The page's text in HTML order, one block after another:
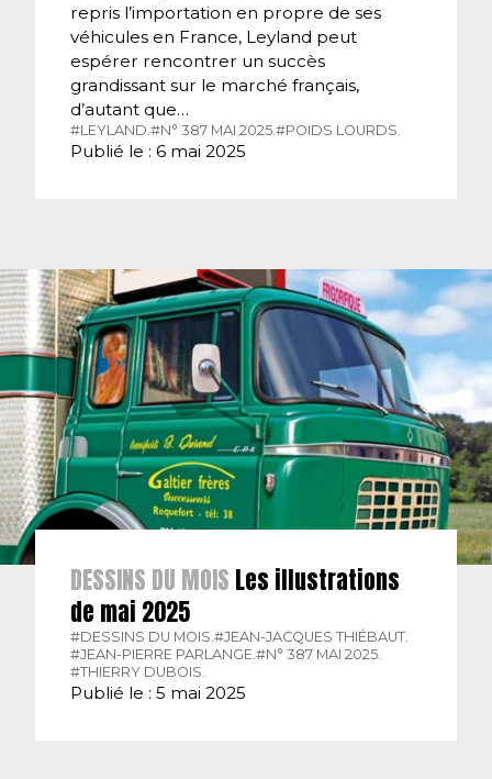
repris l’importation en propre de ses
véhicules en France, Leyland peut
espérer rencontrer un succès
grandissant sur le marché français,
d’autant que…
#LEYLAND. #N° 387 MAI 2025. #POIDS LOURDS.
Publié le : 6 mai 2025
DESSINS DU MOIS Les illustrations
de mai 2025
#DESSINS DU MOIS. #JEAN-JACQUES THIÉBAUT.
#JEAN-PIERRE PARLANGE. #N° 387 MAI 2025.
#THIERRY DUBOIS.
Publié le : 5 mai 2025